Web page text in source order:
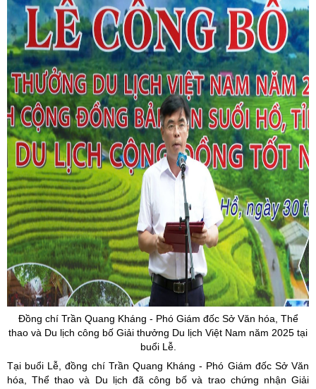
Đồng chí Trần Quang Kháng - Phó Giám đốc Sở Văn hóa, Thể
thao và Du lịch công bố Giải thưởng Du lịch Việt Nam năm 2025 tại
buổi Lễ.
Tại buổi Lễ, đồng chí Trần Quang Kháng - Phó Giám đốc Sở Văn
hóa, Thể thao và Du lịch đã công bố và trao chứng nhận Giải